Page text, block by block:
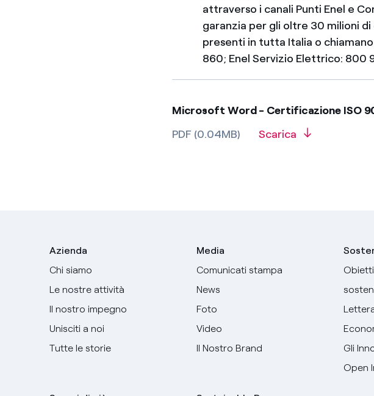
attraverso i canali Punti Enel e
garanzia per gli oltre 30 milioni di
presenti in tutta Italia o
860; Enel Servizio Elettrico: 800
Microsoft Word - Certificazione ISO
PDF (0.04MB)
Scarica
Azienda
Chi siamo
Le nostre attività
Il nostro impegno
Unisciti a noi
Tutte le storie
Media
Comunicati stampa
News
Foto
Video
Il Nostro Brand
Gli
Open